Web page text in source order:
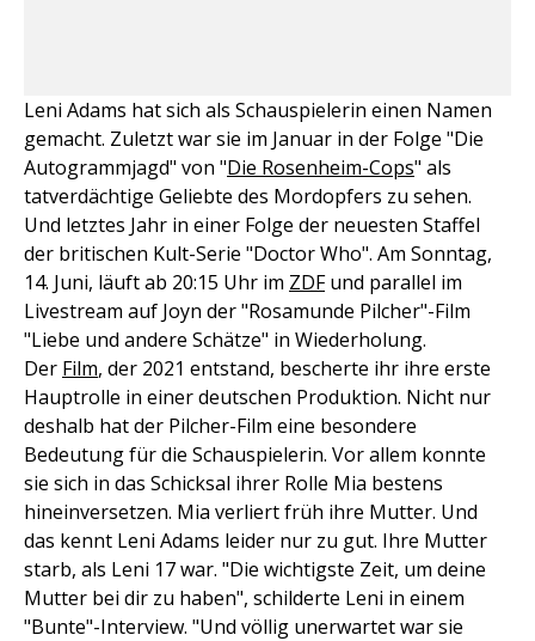
Leni Adams hat sich als Schauspielerin einen Namen
gemacht. Zuletzt war sie im Januar in der Folge "Die
Autogrammjagd" von "Die Rosenheim-Cops" als
tatverdächtige Geliebte des Mordopfers zu sehen.
Und letztes Jahr in einer Folge der neuesten Staffel
der britischen Kult-Serie "Doctor Who". Am Sonntag,
14. Juni, läuft ab 20:15 Uhr im ZDFund parallel im
Livestream auf Joyn der "Rosamunde Pilcher"-Film
"Liebe und andere Schätze" in Wiederholung.
Der Film, der 2021 entstand, bescherte ihr ihre erste
Hauptrolle in einer deutschen Produktion. Nicht nur
deshalb hat der Pilcher-Film eine besondere
Bedeutung für die Schauspielerin. Vor allem konnte
sie sich in das Schicksal ihrer Rolle Mia bestens
hineinversetzen. Mia verliert früh ihre Mutter. Und
das kennt Leni Adams leider nur zu gut. Ihre Mutter
starb, als Leni 17 war. "Die wichtigste Zeit, um deine
Mutter bei dir zu haben", schilderte Leni in einem
"Bunte"-Interview. "Und völlig unerwartet war sie